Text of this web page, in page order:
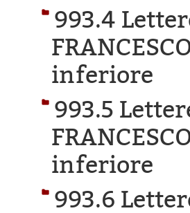
993.4
inferiore
993.5
inferiore
993.6